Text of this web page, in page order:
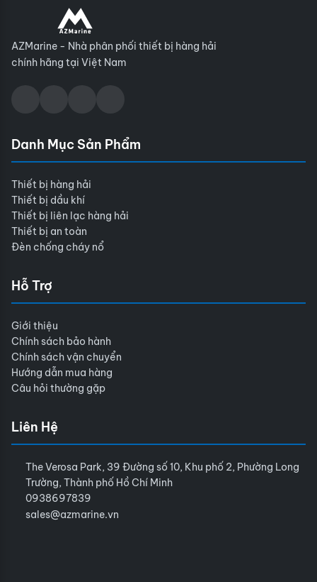
AZMarine - Nhà phân phối thiết bị hàng hải
chính hãng tại Việt Nam
Danh Mục Sản Phẩm
Thiết bị hàng hải
Thiết bị dầu khí
Thiết bị liên lạc hàng hải
Thiết bị an toàn
Đèn chống cháy nổ
Hỗ Trợ
Giới thiệu
Chính sách bảo hành
Chính sách vận chuyển
Hướng dẫn mua hàng
Câu hỏi thường gặp
Liên Hệ
The Verosa Park, 39 Đường số 10, Khu phố 2, Phường Long
Trường, Thành phố Hồ Chí Minh
0938697839
sales@azmarine.vn